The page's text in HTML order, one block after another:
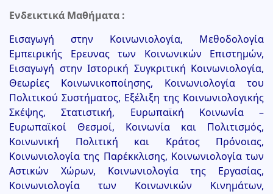
Ενδεικτικά Μαθήματα :
Εισαγωγή στην Κοινωνιολογία, Μεθοδολογία
Εμπειρικής Ερευνας των Κοινωνικών Επιστημών,
Εισαγωγή στην Ιστορική Συγκριτική Κοινωνιολογία,
Θεωρίες Κοινωνικοποίησης, Κοινωνιολογία του
Πολιτικού Συστήματος, Εξέλιξη της Κοινωνιολογικής
Σκέψης, Στατιστική, Ευρωπαϊκή Κοινωνία –
Ευρωπαϊκοί Θεσμοί, Κοινωνία και Πολιτισμός,
Κοινωνική Πολιτική και Κράτος Πρόνοιας,
Κοινωνιολογία της Παρέκκλισης, Κοινωνιολογία των
Αστικών Χώρων, Κοινωνιολογία της Εργασίας,
Κοινωνιολογία των Κοινωνικών Κινημάτων,